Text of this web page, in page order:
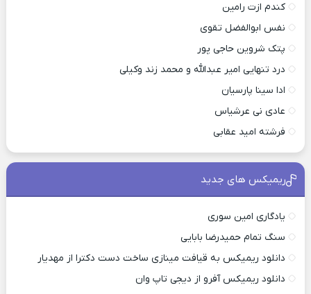
کندم ازت رامین
نفس ابوالفضل تقوی
پتک شروین حاجی پور
درد تنهایی امیر عبدالله و محمد زند وکیلی
ادا سینا پارسیان
عادی نی عرشیاس
فرشته امید عقابی
ریمیکس های جدید
یادگاری امین سوری
سنگ تمام حمیدرضا بابایی
دانلود ریمیکس به قیافت مینازی ساخت دست دکترا از مهدیار
دانلود ریمیکس آفرو از ديجی تاپ وان